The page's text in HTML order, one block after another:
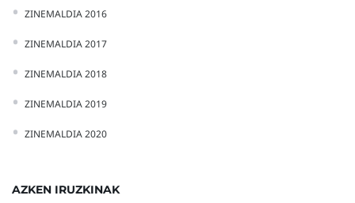
ZINEMALDIA 2016
ZINEMALDIA 2017
ZINEMALDIA 2018
ZINEMALDIA 2019
ZINEMALDIA 2020
AZKEN IRUZKINAK